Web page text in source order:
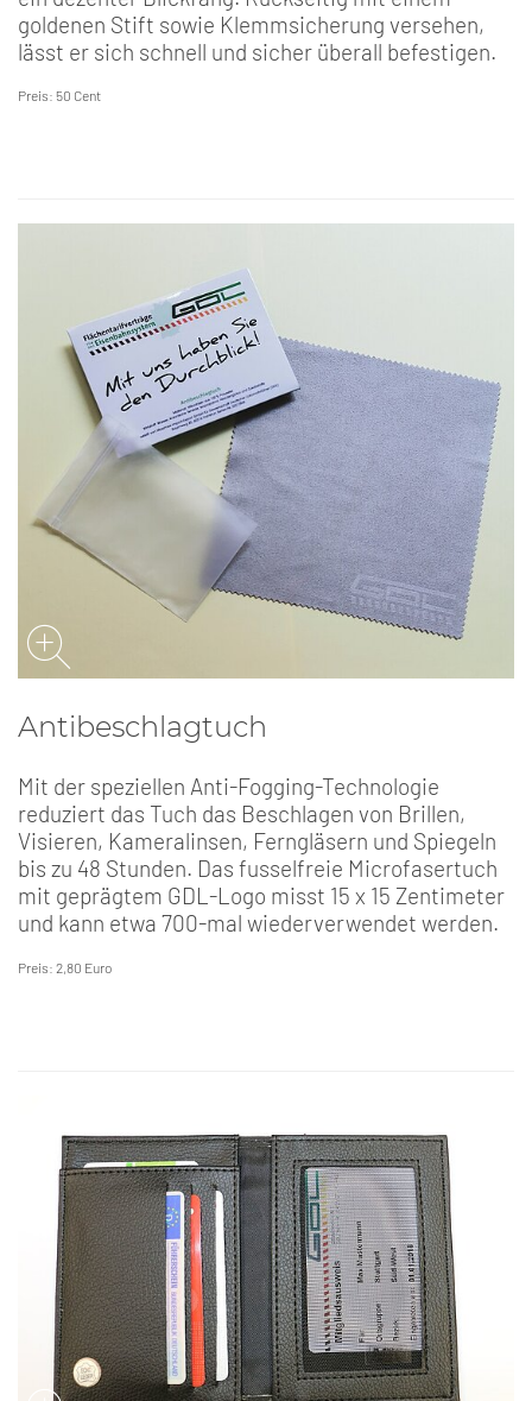
goldenen Stift sowie Klemmsicherung versehen,
lässt er sich schnell und sicher überall befestigen.
Preis: 50 Cent
Antibeschlagtuch
Mit der speziellen Anti-Fogging-Technologie
reduziert das Tuch das Beschlagen von Brillen,
Visieren, Kameralinsen, Ferngläsern und Spiegeln
bis zu 48 Stunden. Das fusselfreie Microfasertuch
mit geprägtem GDL-Logo misst 15 x 15 Zentimeter
und kann etwa 700-mal wiederverwendet werden.
Preis: 2,80 Euro